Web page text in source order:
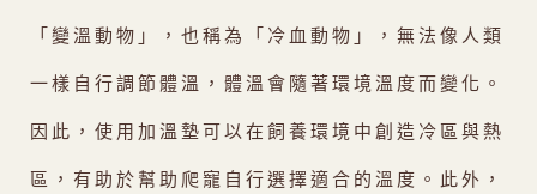
「變溫動物」，也稱為「冷血動物」，無法像人類
一樣自行調節體溫，體溫會隨著環境溫度而變化。
因此，使用加溫墊可以在飼養環境中創造冷區與熱
區，有助於幫助爬寵自行選擇適合的溫度。此外，